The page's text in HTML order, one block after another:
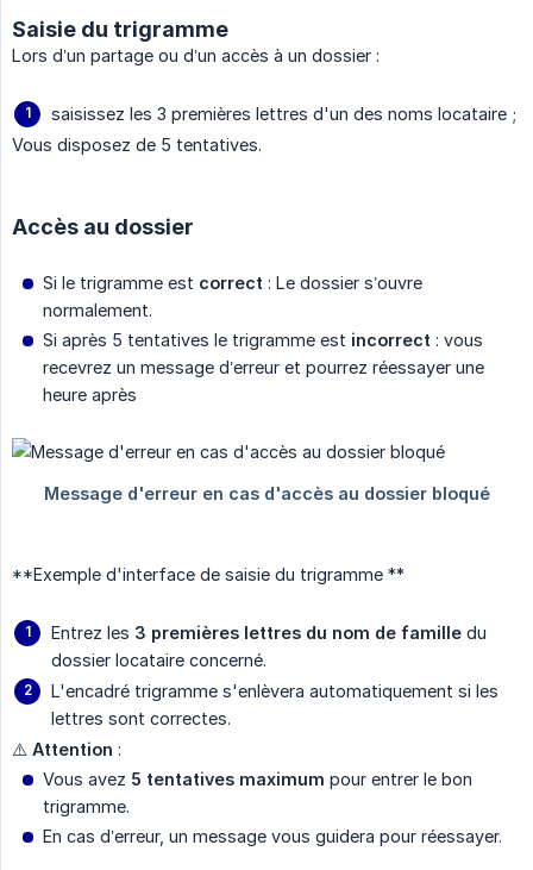
Saisie du trigramme
Lors d’un partage ou d’un accès à un dossier :
saisissez les 3 premières lettres d'un des noms locataire ;
Vous disposez de 5 tentatives.
Accès au dossier
Si le trigramme est correct : Le dossier s’ouvre
normalement.
Si après 5 tentatives le trigramme est incorrect : vous
recevrez un message d’erreur et pourrez réessayer une
heure après
**Exemple d'interface de saisie du trigramme **
Entrez les 3 premières lettres du nom de famille du
dossier locataire concerné.
L'encadré trigramme s'enlèvera automatiquement si les
lettres sont correctes.
⚠️ Attention :
Vous avez 5 tentatives maximum pour entrer le bon
trigramme.
En cas d’erreur, un message vous guidera pour réessayer.